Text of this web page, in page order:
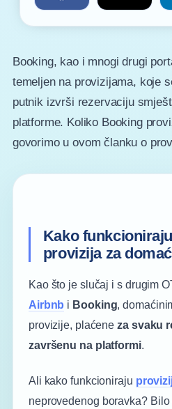
Booking, kao i mnogi drugi
temeljen na provizijama, koje
putnik izvrši rezervaciju
platforme. Koliko Booking
govorimo u ovom članku o
Kako
provizija za
Kao što je slučaj i s drugim
Airbnb i Booking,
provizije, plaćeneza svaku
završenu na platformi.
Ali kako funkcioniraju
neprovedenog boravka?